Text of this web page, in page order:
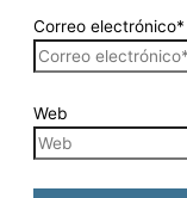
Correo electrónico*
Web